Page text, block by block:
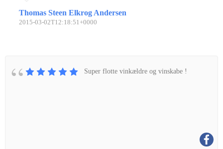
Thomas Steen Elkrog Andersen
2015-03-02T12:18:51+0000
Super flotte vinkældre og vinskabe !